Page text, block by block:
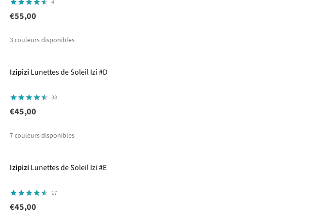
4
€55,00
3couleurs disponibles
IzipiziLunettes de Soleil Izi #D
38
€45,00
7couleurs disponibles
IzipiziLunettes de Soleil Izi #E
17
€45,00